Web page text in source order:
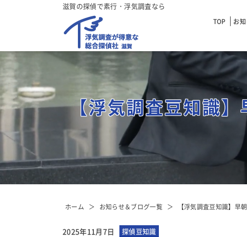
滋賀の探偵で素行・浮気調査なら
TOP お
【浮気調査豆知識
ホーム お知らせ＆ブログ一覧 【浮気調査豆知識】早
2025年11月7日 探偵豆知識